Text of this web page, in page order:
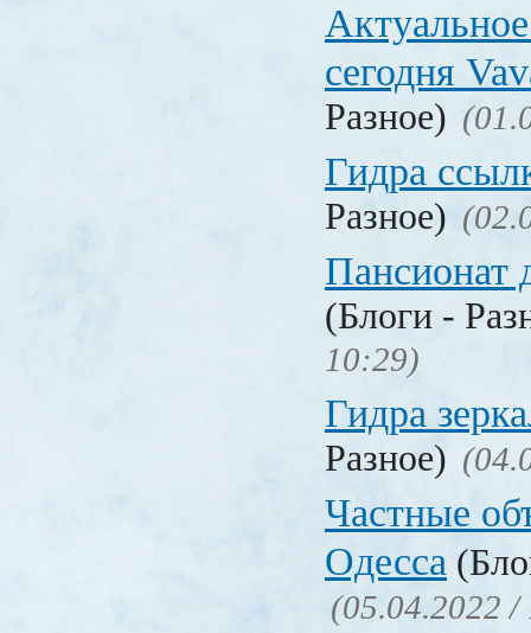
сегодня
Разное)
Гидра
Разное)
Пансионат
(Блоги -
10:29)
Гидра
Разное)
Частные
Одесса
(05.04.2022 /